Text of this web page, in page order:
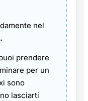
nel
prendere
per un
sono
lasciarti